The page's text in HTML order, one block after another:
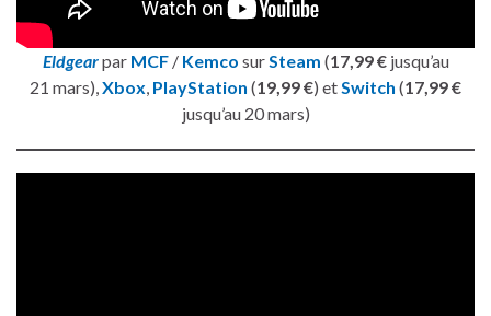
Eldgearpar MCF/ Kemco surSteam (17,99 €jusqu’au
21 mars),Xbox, PlayStation (19,99 €) etSwitch (17,99 €
jusqu’au 20 mars)